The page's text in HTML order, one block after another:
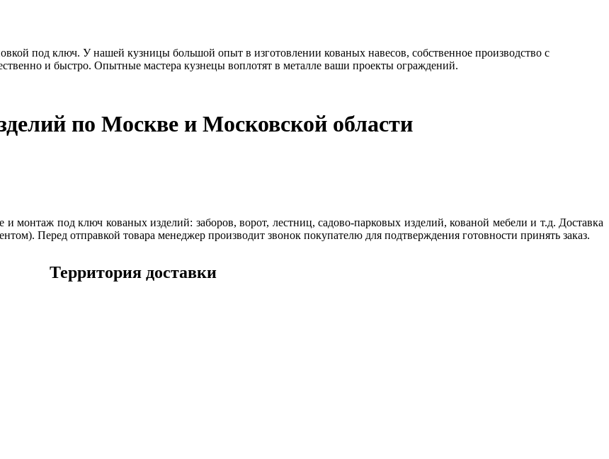
под ключ. У нашей кузницы большой опыт в изготовлении кованых навесов, собственное производство с
и быстро. Опытные мастера кузнецы воплотят в металле ваши проекты ограждений.
по Москве и Московской области
и монтаж под ключ кованых изделий: заборов, ворот, лестниц, садово-парковых изделий, кованой мебели и т.д. Доставка
Перед отправкой товара менеджер производит звонок покупателю для подтверждения готовности принять заказ.
Территория доставки